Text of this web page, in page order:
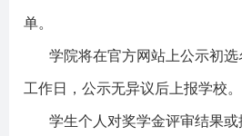
单。
学院将在官方网站上公示初
工作日，公示无异议后上报学校。
学生个人对奖学金评审结果